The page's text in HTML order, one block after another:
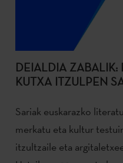
DEIALDIA ZABALIK:
KUTXA ITZULPEN
Sariak euskarazko
merkatu eta kultur
itzultzaile eta